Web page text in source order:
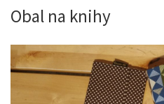
Obal na knihy